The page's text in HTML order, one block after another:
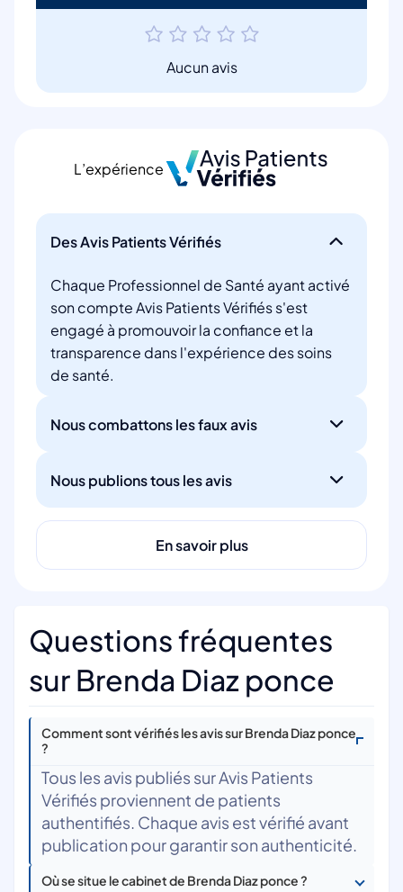
Aucun avis
L’expérience
Des Avis Patients Vérifiés
Chaque Professionnel de Santé ayant activé
son compte Avis Patients Vérifiés s'est
engagé à promouvoir la confiance et la
transparence dans l'expérience des soins
de santé.
Nous combattons les faux avis
Nous publions tous les avis
En savoir plus
Questions fréquentes
sur Brenda Diaz ponce
Comment sont vérifiés les avis sur Brenda Diaz ponce
?
Tous les avis publiés sur Avis Patients
Vérifiés proviennent de patients
authentifiés. Chaque avis est vérifié avant
publication pour garantir son authenticité.
Où se situe le cabinet de Brenda Diaz ponce ?